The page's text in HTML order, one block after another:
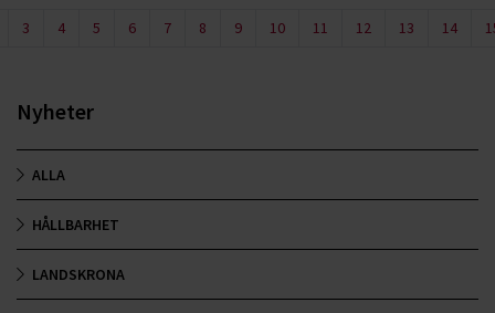
3 4 5 6 7 8 9 10 11 12 13 14
Nyheter
ALLA
HÅLLBARHET
LANDSKRONA